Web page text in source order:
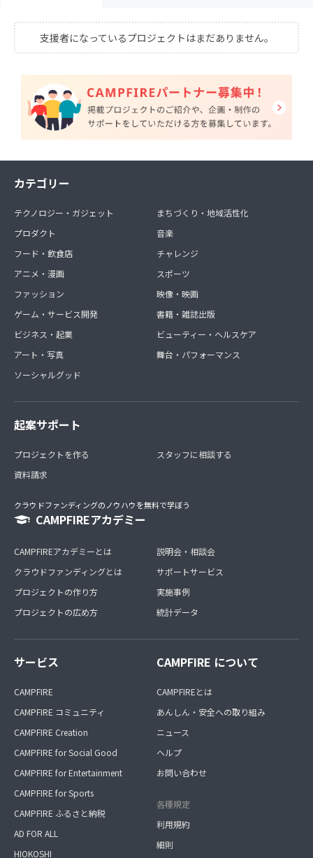
支援者になっているプロジェクトはまだありません。
カテゴリー
テクノロジー・ガジェット
プロダクト
フード・飲食店
アニメ・漫画
ファッション
ゲーム・サービス開発
ビジネス・起業
アート・写真
ソーシャルグッド
まちづくり・地域活性化
音楽
チャレンジ
スポーツ
映像・映画
書籍・雑誌出版
ビューティー・ヘルスケア
舞台・パフォーマンス
起案サポート
プロジェクトを作る
資料請求
スタッフに相談する
クラウドファンディングのノウハウを無料で学ぼう
CAMPFIREアカデミー
CAMPFIREアカデミーとは
クラウドファンディングとは
プロジェクトの作り方
プロジェクトの広め方
説明会・相談会
サポートサービス
実施事例
統計データ
サービス
CAMPFIRE
CAMPFIRE コミュニティ
CAMPFIRE Creation
CAMPFIRE for Social Good
CAMPFIRE for Entertainment
CAMPFIRE for Sports
CAMPFIRE ふるさと納税
AD FOR ALL
HIOKOSHI
CAMPFIRE について
CAMPFIREとは
あんしん・安全への取り組み
ニュース
ヘルプ
お問い合わせ
各種規定
利用規約
細則